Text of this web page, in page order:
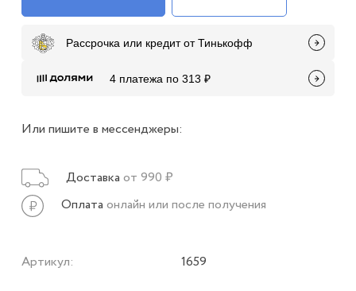
Рассрочка или кредит от Тинькофф
4 платежа по 313 ₽
Или пишите в мессенджеры:
Доставка от 990 ₽
Оплата онлайн или после получения
Артикул: 1659